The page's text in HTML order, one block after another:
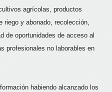
agrícolas, productos
riego y abonado, recolección,
de oportunidades de acceso al
profesionales no laborables en
habiendo alcanzado los